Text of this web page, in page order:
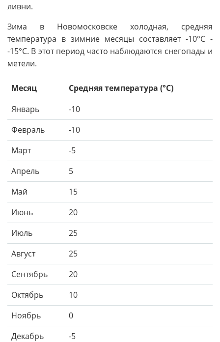
ливни.
Зима в Новомосковске холодная, средняя
температура в зимние месяцы составляет -10°C -
-15°C. В этот период часто наблюдаются снегопады и
метели.
Месяц
Средняя температура (°C)
Январь
-10
Февраль
-10
Март
-5
Апрель
5
Май
15
Июнь
20
Июль
25
Август
25
Сентябрь
20
Октябрь
10
Ноябрь
0
Декабрь
-5